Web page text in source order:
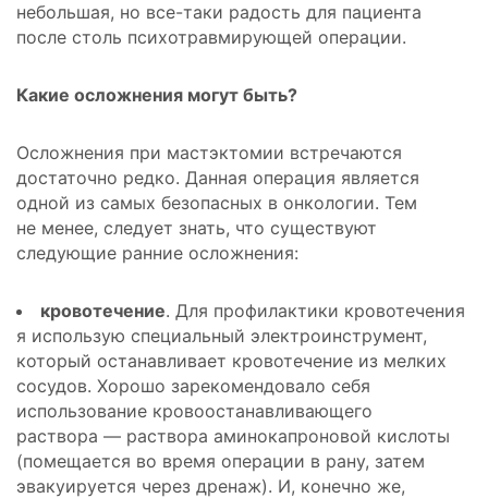
небольшая, но все-таки радость для пациента
после столь психотравмирующей операции.
Какие осложнения могут быть?
Осложнения при мастэктомии встречаются
достаточно редко. Данная операция является
одной из самых безопасных в онкологии. Тем
не менее, следует знать, что существуют
следующие ранние осложнения:
кровотечение. Для профилактики кровотечения
я использую специальный электроинструмент,
который останавливает кровотечение из мелких
сосудов. Хорошо зарекомендовало себя
использование кровоостанавливающего
раствора — раствора аминокапроновой кислоты
(помещается во время операции в рану, затем
эвакуируется через дренаж). И, конечно же,